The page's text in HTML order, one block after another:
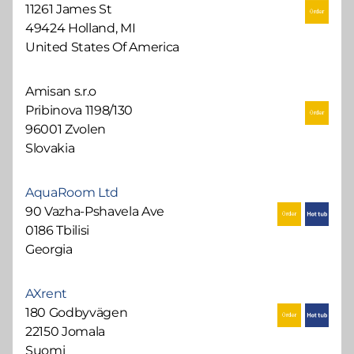
11261 James St
49424 Holland, MI
United States Of America
Amisan s.r.o
Pribinova 1198/130
96001 Zvolen
Slovakia
AquaRoom Ltd
90 Vazha-Pshavela Ave
0186 Tbilisi
Georgia
AXrent
180 Godbyvägen
22150 Jomala
Suomi